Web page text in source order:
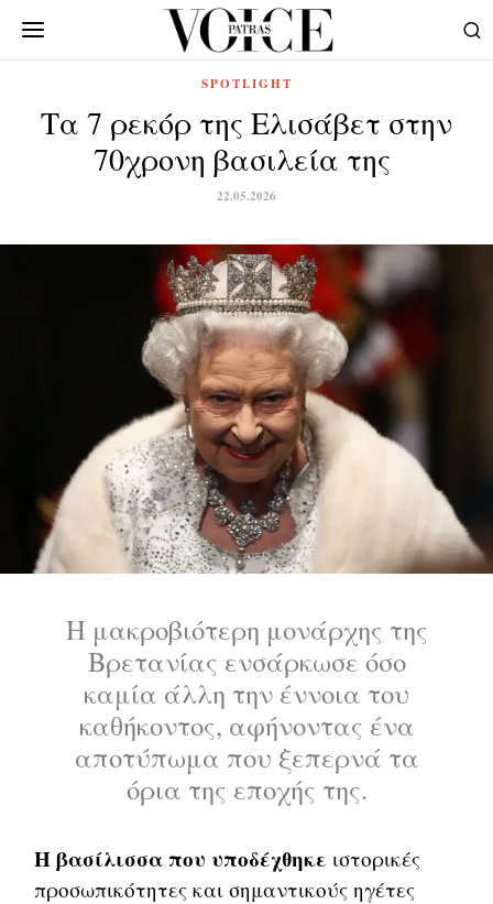
SPOTLIGHT
Τα 7 ρεκόρ της Ελισάβετ στην
70χρονη βασιλεία της
22.05.2026
Η μακροβιότερη μονάρχης της
Βρετανίας ενσάρκωσε όσο
καμία άλλη την έννοια του
καθήκοντος, αφήνοντας ένα
αποτύπωμα που ξεπερνά τα
όρια της εποχής της.
Η βασίλισσα που υποδέχθηκε ιστορικές
προσωπικότητες και σημαντικούς ηγέτες